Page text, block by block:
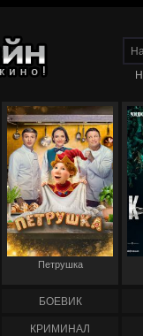
Петрушка
БОЕВИК
КРИМИНАЛ